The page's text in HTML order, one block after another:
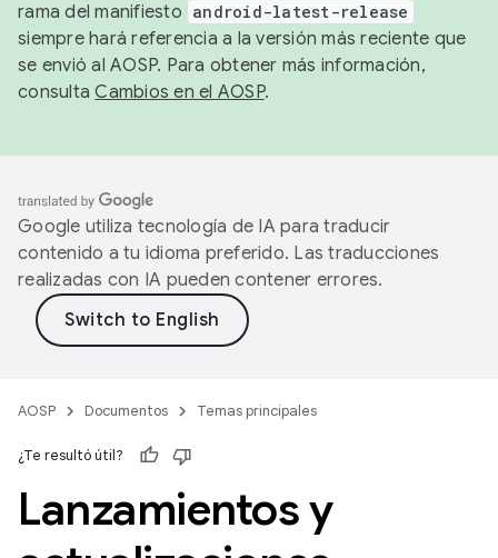
rama del manifiesto android-latest-release
siempre hará referencia a la versión más reciente que
se envió al AOSP. Para obtener más información,
consultaCambios en el AOSP.
Google utiliza tecnología de IA para traducir
contenido a tu idioma preferido. Las traducciones
realizadas con IA pueden contener errores.
AOSP Documentos Temas principales
¿Te resultó útil?
Lanzamientos y